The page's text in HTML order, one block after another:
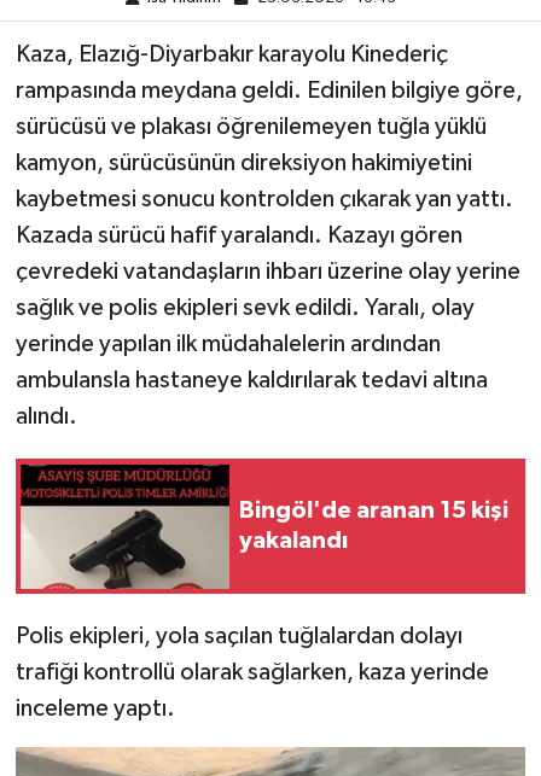
Kaza, Elazığ-Diyarbakır karayolu Kinederiç
rampasında meydana geldi. Edinilen bilgiye göre,
sürücüsü ve plakası öğrenilemeyen tuğla yüklü
kamyon, sürücüsünün direksiyon hakimiyetini
kaybetmesi sonucu kontrolden çıkarak yan yattı.
Kazada sürücü hafif yaralandı. Kazayı gören
çevredeki vatandaşların ihbarı üzerine olay yerine
sağlık ve polis ekipleri sevk edildi. Yaralı, olay
yerinde yapılan ilk müdahalelerin ardından
ambulansla hastaneye kaldırılarak tedavi altına
alındı.
Bingöl'de aranan 15 kişi
yakalandı
Polis ekipleri, yola saçılan tuğlalardan dolayı
trafiği kontrollü olarak sağlarken, kaza yerinde
inceleme yaptı.
ÖZEL HABER
POLİTİKA
SİYASET
SPOR
TEKNOLOJİ
YAŞAM